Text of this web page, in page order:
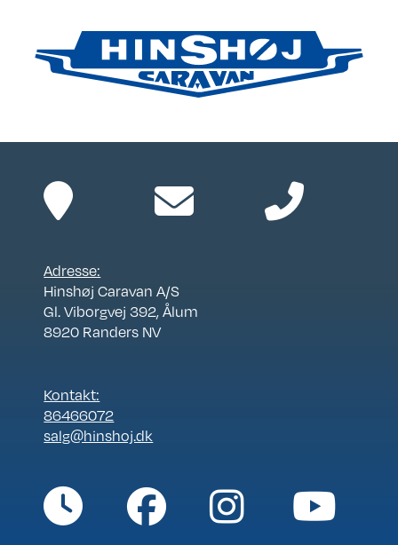
Adresse:
Hinshøj Caravan A/S
Gl. Viborgvej 392, Ålum
8920 Randers NV
Kontakt:
86466072
salg@hinshoj.dk